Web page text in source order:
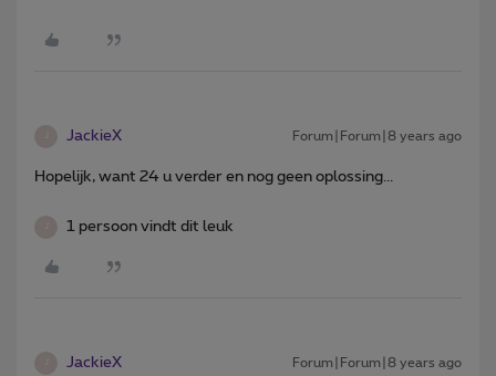
JackieX Forum|Forum|8 years ago
Hopelijk, want 24 u verder en nog geen oplossing...
1 persoon vindt dit leuk
JackieX Forum|Forum|8 years ago